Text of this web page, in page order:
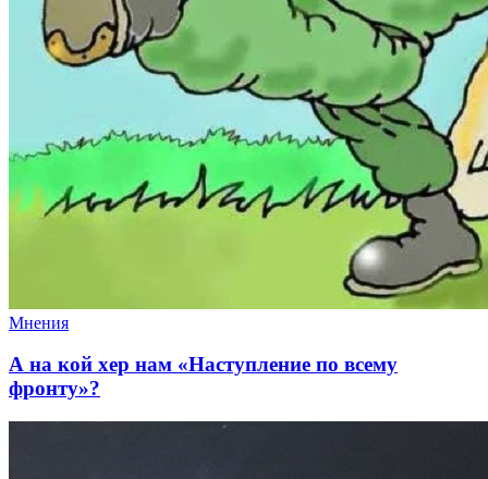
Мнения
А на кой хер нам «Наступление по всему
фронту»?